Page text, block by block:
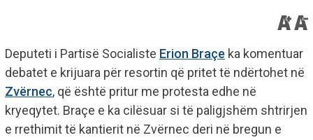
Deputeti i Partisë Socialiste Erion Braçe ka komentuar
debatet e krijuara për resortin që pritet të ndërtohet në
Zvërnec, që është pritur me protesta edhe në
kryeqytet. Braçe e ka cilësuar si të paligjshëm shtrirjen
e rrethimit të kantierit në Zvërnec deri në bregun e